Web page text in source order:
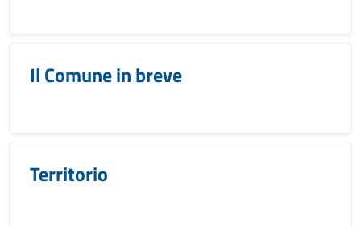
Il Comune in breve
Territorio